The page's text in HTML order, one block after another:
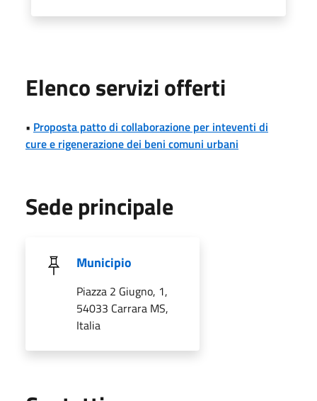
Elenco servizi offerti
• Proposta patto di collaborazione per inteventi di
cure e rigenerazione dei beni comuni urbani
Sede principale
Municipio
Piazza 2 Giugno, 1,
54033 Carrara MS,
Italia